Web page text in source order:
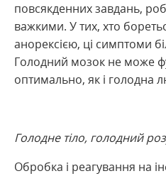
повсякденних завдань,
важкими. У тих, хто
анорексією, ці симптоми
Голодний мозок не може
оптимально, як і голодна
Голодне тіло, голодний
Обробка і реагування на